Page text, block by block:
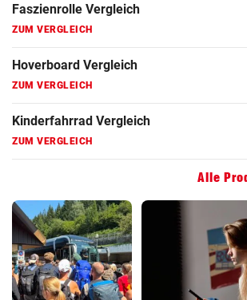
Faszienrolle Vergleich
ZUM VERGLEICH
Hoverboard Vergleich
ZUM VERGLEICH
Kinderfahrrad Vergleich
ZUM VERGLEICH
Alle